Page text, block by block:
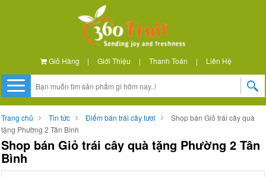
Giỏ Hàng | Giới Thiệu | Thanh Toán | Liên Hệ
Trang chủ Tin tức Điểm bán trái cây tươi
Shop bán Giỏ trái cây quà
tặng Phường 2 Tân Bình
Shop bán Giỏ trái cây quà tặng Phường 2 Tân
Bình